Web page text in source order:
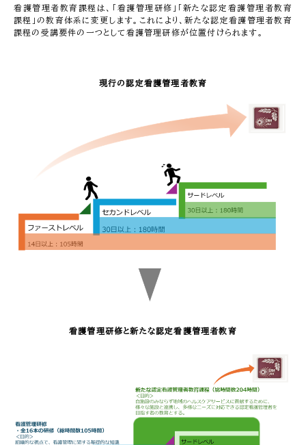
看護管理者教育課程は、「看護管理研修」「新たな認定看護管理者教育
課程」の教育体系に変更します。これにより、新たな認定看護管理者教育
課程の受講要件の一つとして看護管理研修が位置付けられます。
現行の認定看護管理者教育
看護管理研修と新たな認定看護管理者教育